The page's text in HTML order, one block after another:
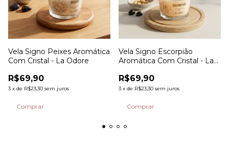
Vela Signo Peixes Aromática
Com Cristal - La Odore
R$69,90
3 x de R$23,30 sem juros
Vela Signo Escorpião
Aromática Com Cristal - La
R$69,90
3 x de R$23,30 sem juros